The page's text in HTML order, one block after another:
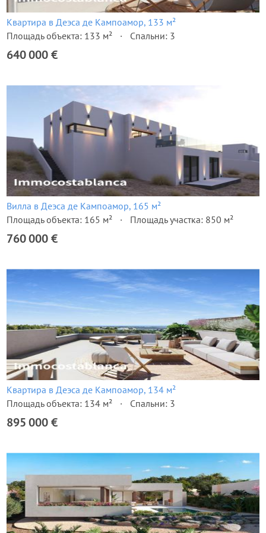
Квартира в Деэса де Кампоамор, 133 м²
Площадь объекта: 133 м²
Спальни: 3
640 000 €
Вилла в Деэса де Кампоамор, 165 м²
Площадь объекта: 165 м²
Площадь участка: 850 м²
760 000 €
Квартира в Деэса де Кампоамор, 134 м²
Площадь объекта: 134 м²
Спальни: 3
895 000 €